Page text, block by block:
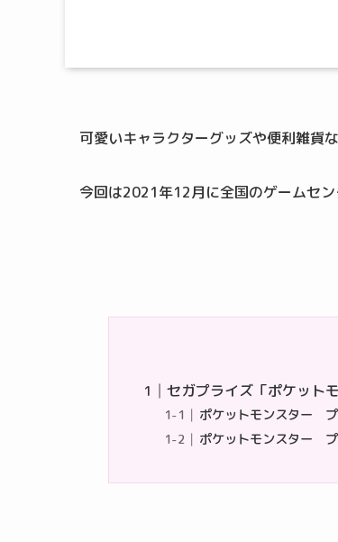
可愛いキャラクターグッズや便利雑貨
今回は2021年12月に全国のゲームセ
セガプライズ「ポケット
ポケットモンスター
ポケットモンスター プ